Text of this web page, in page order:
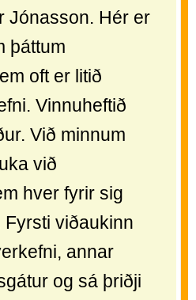
Jónasson. Hér er
þáttum
oft er litið
Vinnuheftið
Við minnum
við
hver fyrir sig
viðaukinn
annar
og sá þriðji